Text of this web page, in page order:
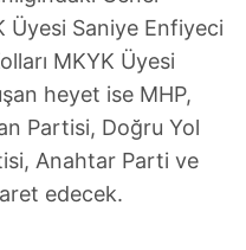
Üyesi Saniye Enfiyeci
MKYK Üyesi
heyet ise MHP,
Partisi, Doğru Yol
Anahtar Parti ve
edecek.